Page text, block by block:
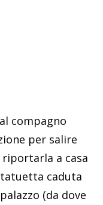
compagno
per salire
a casa
caduta
(da dove